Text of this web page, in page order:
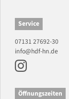
Service
07131 27692-30
info@hdf-hn.de
Öffnungszeiten